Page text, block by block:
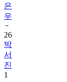
은
우
26
박
서
진
1